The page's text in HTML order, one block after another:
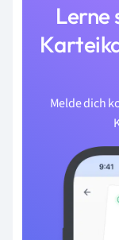
Lerne
Melde dich